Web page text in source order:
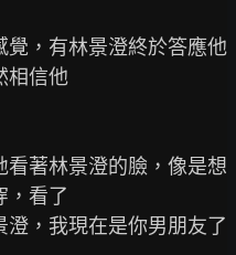
，有林景澄終於答應他
相信他
著林景澄的臉，像是想
，看了
，我現在是你男朋友了